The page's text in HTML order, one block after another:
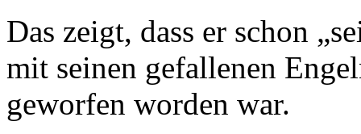
Das zeigt, dass er schon
mit seinen gefallenen
geworfen worden war.